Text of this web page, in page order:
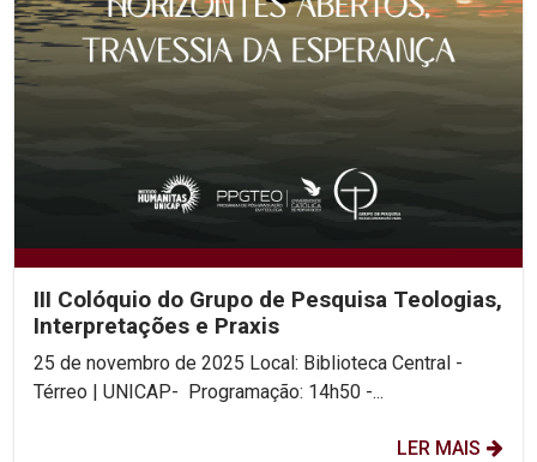
III Colóquio do Grupo de Pesquisa Teologias,
Interpretações e Praxis
25 de novembro de 2025 Local: Biblioteca Central -
Térreo | UNICAP- Programação: 14h50 -...
LER MAIS